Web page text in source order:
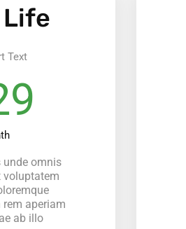
Life
Text
unde omnis
voluptatem
aperiam
ab illo